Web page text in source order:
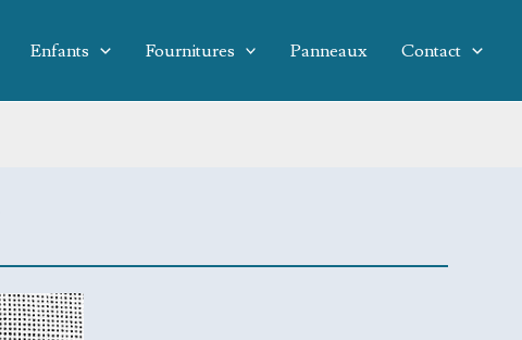
Enfants Fournitures Panneaux Contact